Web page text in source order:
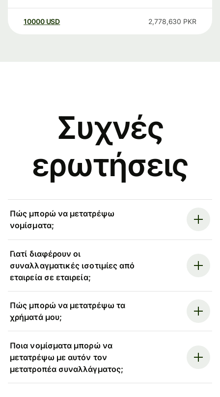
10000 USD 2,778,630 PKR
Συχνές
ερωτήσεις
Πώς μπορώ να μετατρέψω
νομίσματα;
Γιατί διαφέρουν οι
συναλλαγματικές ισοτιμίες από
εταιρεία σε εταιρεία;
Πώς μπορώ να μετατρέψω τα
χρήματά μου;
Ποια νομίσματα μπορώ να
μετατρέψω με αυτόν τον
μετατροπέα συναλλάγματος;